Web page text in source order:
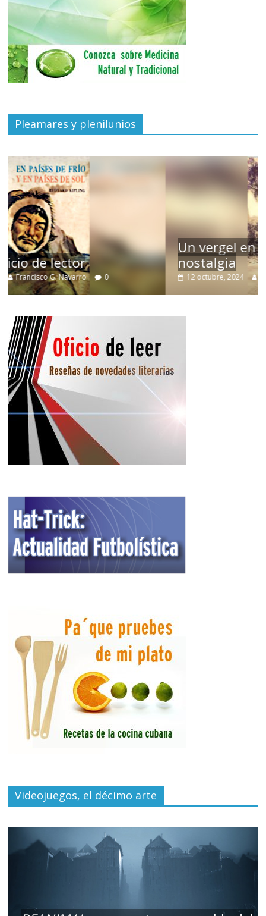
Pleamares y plenilunios
Un vergel en las nieblas de la
nostalgia
12 octubre, 2024 Francisco G. Navarro 0
Videojuegos, el décimo arte